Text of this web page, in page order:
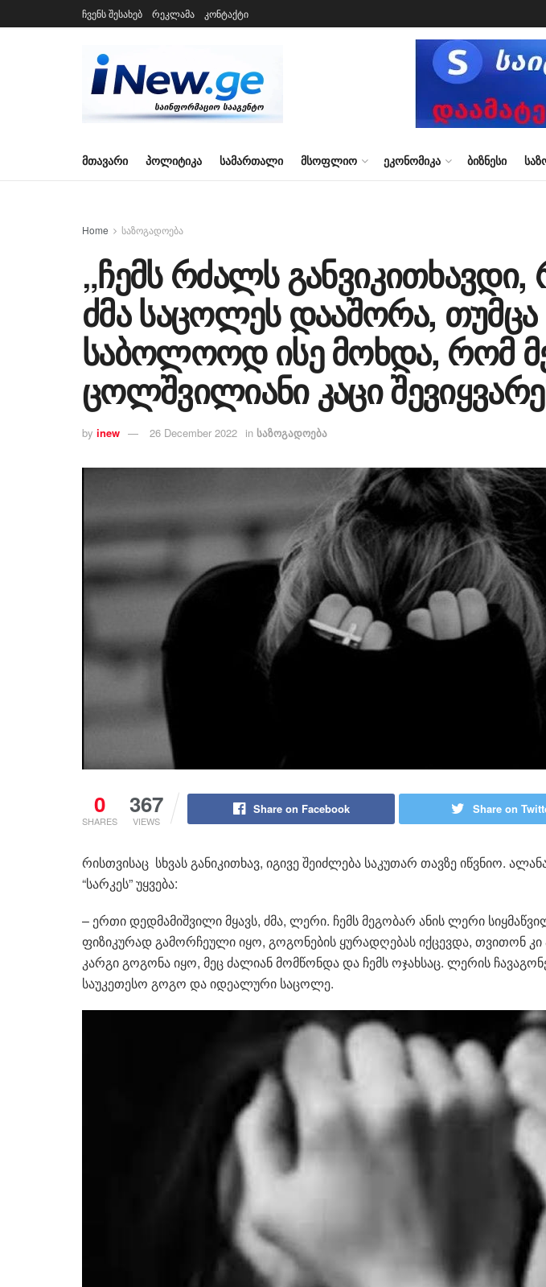
ჩვენს შესახებ რეკლამა კონტაქტი
ᲛᲗᲐᲕᲐᲠᲘ ᲞᲝᲚᲘᲢᲘᲙᲐ ᲡᲐᲛᲐᲠᲗᲐᲚᲘ ᲛᲡᲝᲤᲚᲘᲝ ᲔᲙᲝᲜᲝᲛᲘᲙᲐ ᲑᲘᲖᲜᲔᲡᲘ
Home საზოგადოება
„ჩემს რძალს განვიკითხავდი,
ძმა საცოლეს დააშორა, თუმცა
საბოლოოდ ისე მოხდა, რომ
ცოლშვილიანი კაცი
by inew 26 December 2022 in საზოგადოება
0
SHARES
367
VIEWS
Share on Facebook Share on
რისთვისაც სხვას განიკითხავ, იგივე შეიძლება საკუთარ თავზე იწვნიო.
“სარკეს” უყვება:
– ერთი დედმამიშვილი მყავს, ძმა, ლერი. ჩემს მეგობარ ანის ლერი
ფიზიკურად გამორჩეული იყო, გოგონების ყურადღებას იქცევდა, თვითონ კი
კარგი გოგონა იყო, მეც ძალიან მომწონდა და ჩემს ოჯახსაც. ლერის
საუკეთესო გოგო და იდეალური საცოლე.